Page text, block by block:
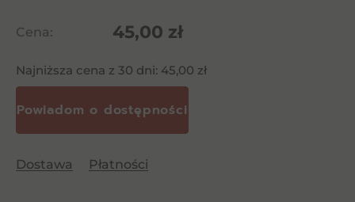
Cena: 45,00 zł
Najniższa cena z 30 dni: 45,00 zł
Dostawa Płatności